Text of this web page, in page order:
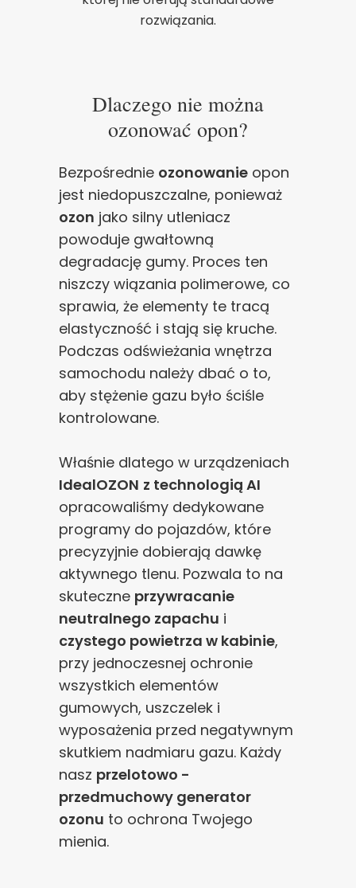
rozwiązania.
Dlaczego nie można
ozonować opon?
Bezpośrednie ozonowanie opon
jest niedopuszczalne, ponieważ
ozon jako silny utleniacz
powoduje gwałtowną
degradację gumy. Proces ten
niszczy wiązania polimerowe, co
sprawia, że elementy te tracą
elastyczność i stają się kruche.
Podczas odświeżania wnętrza
samochodu należy dbać o to,
aby stężenie gazu było ściśle
kontrolowane.
Właśnie dlatego w urządzeniach
IdealOZON z technologią AI
opracowaliśmy dedykowane
programy do pojazdów, które
precyzyjnie dobierają dawkę
aktywnego tlenu. Pozwala to na
skuteczne przywracanie
neutralnego zapachu i
czystego powietrza w kabinie,
przy jednoczesnej ochronie
wszystkich elementów
gumowych, uszczelek i
wyposażenia przed negatywnym
skutkiem nadmiaru gazu. Każdy
nasz przelotowo -
przedmuchowy generator
ozonu to ochrona Twojego
mienia.
poprawy działania serwisu, personalizacji treści, oraz